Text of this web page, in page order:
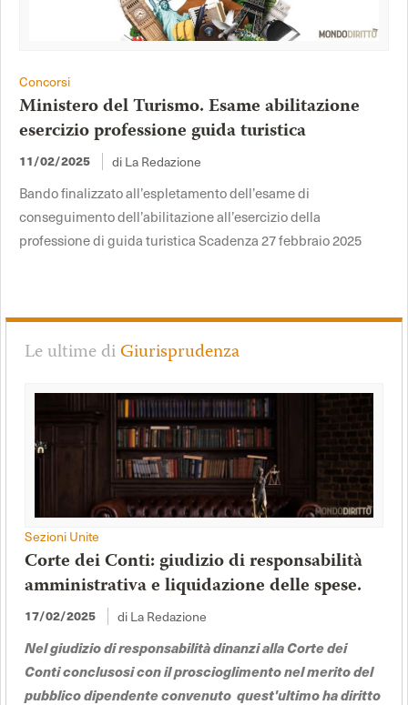
Concorsi
Ministero del Turismo. Esame abilitazione
esercizio professione guida turistica
11/02/2025 di La Redazione
Bando finalizzato all’espletamento dell’esame di
conseguimento dell’abilitazione all’esercizio della
professione di guida turistica Scadenza 27 febbraio 2025
Le ultime diGiurisprudenza
Sezioni Unite
Corte dei Conti: giudizio di responsabilità
amministrativa e liquidazione delle spese.
17/02/2025
di La Redazione
Nel giudizio di responsabilità dinanzi alla Corte dei
Conti conclusosi con il proscioglimento nel merito del
pubblico dipendente convenuto quest'ultimo ha diritto